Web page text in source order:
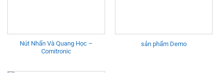
Nút Nhấn Và Quang Học –
Comitronic
sản phẩm Demo